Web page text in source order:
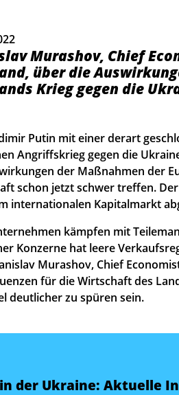
Murashov, Chief
über die
Krieg gegen die
Putin mit einer derart
Angriffskrieg gegen die
der Maßnahmen der
schon jetzt schwer treffen.
internationalen Kapitalmarkt
kämpfen mit
Konzerne hat leere
Murashov, Chief
für die Wirtschaft des
deutlicher zu spüren sein.
der Ukraine: Aktuelle